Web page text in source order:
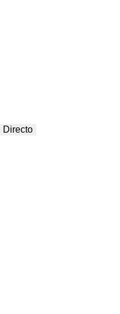
Directo